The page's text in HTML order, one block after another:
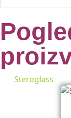
Steroglass